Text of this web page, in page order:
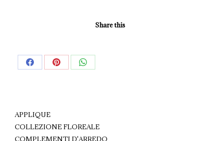
Share this
Share Share Share
APPLIQUE
COLLEZIONE FLOREALE
COMPLEMENTI D'ARREDO